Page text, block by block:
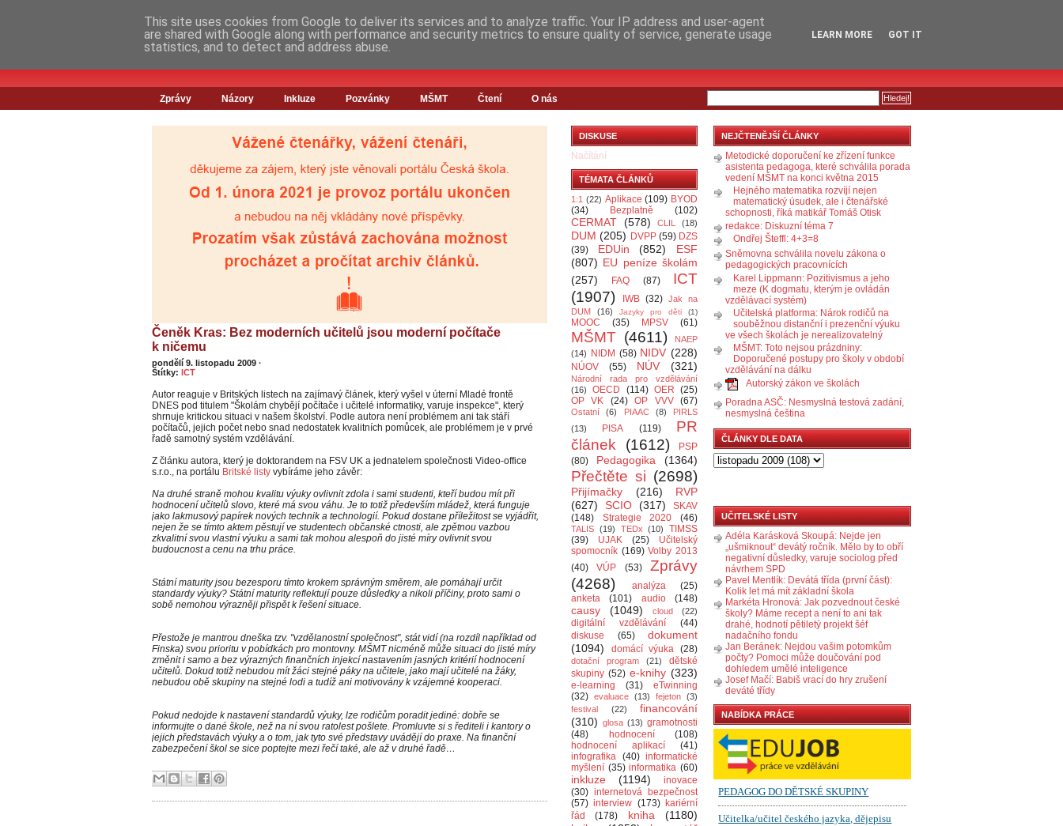
Zprávy Názory Inkluze Pozvánky MŠMT Čtení O nás
Čeněk Kras: Bez moderních učitelů jsou moderní počítače
k ničemu
pondělí 9. listopadu 2009 ·
Štítky: ICT
Autor reaguje v Britských listech na zajímavý článek, který vyšel v úterní Mladé frontě
DNES pod titulem "Školám chybějí počítače i učitelé informatiky, varuje inspekce", který
shrnuje kritickou situaci v našem školství. Podle autora není problémem ani tak stáří
počítačů, jejich počet nebo snad nedostatek kvalitních pomůcek, ale problémem je v prvé
řadě samotný systém vzdělávání.
Z článku autora, který je doktorandem na FSV UK a jednatelem společnosti Video-office
s.r.o., na portálu Britské listy vybíráme jeho závěr:
Na druhé straně mohou kvalitu výuky ovlivnit zdola i sami studenti, kteří budou mít při
hodnocení učitelů slovo, které má svou váhu. Je to totiž především mládež, která funguje
jako lakmusový papírek nových technik a technologií. Pokud dostane příležitost se vyjádřit,
nejen že se tímto aktem pěstují ve studentech občanské ctnosti, ale zpětnou vazbou
zkvalitní svou vlastní výuku a sami tak mohou alespoň do jisté míry ovlivnit svou
budoucnost a cenu na trhu práce.
Státní maturity jsou bezesporu tímto krokem správným směrem, ale pomáhají určit
standardy výuky? Státní maturity reflektují pouze důsledky a nikoli příčiny, proto sami o
sobě nemohou výrazněji přispět k řešení situace.
Přestože je mantrou dneška tzv. "vzdělanostní společnost", stát vidí (na rozdíl například od
Finska) svou prioritu v pobídkách pro montovny. MŠMT nicméně může situaci do jisté míry
změnit i samo a bez výrazných finančních injekcí nastavením jasných kritérií hodnocení
učitelů. Dokud totiž nebudou mít žáci stejné páky na učitele, jako mají učitelé na žáky,
nebudou obě skupiny na stejné lodi a tudíž ani motivovány k vzájemné kooperaci.
Pokud nedojde k nastavení standardů výuky, lze rodičům poradit jediné: dobře se
informujte o dané škole, než na ní svou ratolest pošlete. Promluvte si s řediteli i kantory o
jejich představách výuky a o tom, jak tyto své představy uvádějí do praxe. Na finanční
zabezpečení škol se sice poptejte mezi řečí také, ale až v druhé řadě…
DISKUSE
Načítání
TÉMATA ČLÁNKŮ
1:1 (22) Aplikace (109) BYOD
(34)
Bezplatně (102)
CERMAT (578) CLIL (18)
DUM (205) DVPP (59) DZS
(39)
EDUin (852)
ESF
(807) EU peníze školám
(257)
FAQ (87)
ICT
(1907)
IWB (32) Jak na
DUM
(16) Jazyky pro děti (1)
MOOC (35) MPSV (61)
MŠMT (4611)
NAEP
(14)
NIDM (58) NIDV (228)
NÚOV (55) NÚV (321)
Národní rada pro vzdělávání
(16)
OECD (114) OER (25)
OP VK
(24) OP VVV (67)
Ostatní (6) PIAAC (8)
PIRLS
(13)
PISA (119)
PR
článek
(1612)
PSP
(80)
Pedagogika (1364)
Přečtěte si (2698)
Přijímačky (216)
RVP
(627)
SCIO (317)
SKAV
(148)
Strategie 2020 (46)
TALIS (19) TEDx (10)
TIMSS
(39)
UJAK (25)
Učitelský
spomocník (169) Volby 2013
(40)
VÚP (53)
Zprávy
(4268)
analýza
(25)
anketa
(101) audio (148)
causy (1049) cloud (22)
digitální vzdělávání
(44)
diskuse
(65)
dokument
(1094)
domácí výuka (28)
dotační program (21)
dětské
skupiny (52) e-knihy (323)
e-learning (31)
eTwinning
(32) evaluace (13) fejeton (3)
festival
(22)
financování
(310) glosa (13) gramotnosti
(48)
hodnocení
(108)
hodnocení aplikací
(41)
infografika (40) informatické
myšlení (35) informatika (60)
inkluze (1194)
inovace
(30) internetová bezpečnost
(57) interview (173) kariérní
řád
(178) kniha
(1180)
NEJČTENĚJŠÍ ČLÁNKY
Metodické doporučení ke zřízení funkce
asistenta pedagoga, které schválila porada
vedení MŠMT na konci května 2015
Hejného matematika rozvíjí nejen
matematický úsudek, ale i čtenářské
schopnosti, říká matikář Tomáš Otisk
redakce: Diskuzní téma 7
Ondřej Šteffl: 4+3=8
Sněmovna schválila novelu zákona o
pedagogických pracovnících
Karel Lippmann: Pozitivismus a jeho
meze (K dogmatu, kterým je ovládán
vzdělávací systém)
Učitelská platforma: Nárok rodičů na
souběžnou distanční i prezenční výuku
ve všech školách je nerealizovatelný
MŠMT: Toto nejsou prázdniny:
Doporučené postupy pro školy v období
vzdělávání na dálku
Autorský zákon ve školách
Poradna ASČ: Nesmyslná testová zadání,
nesmyslná čeština
ČLÁNKY DLE DATA
UČITELSKÉ LISTY
Adéla Karásková Skoupá: Nejde jen
„ušmiknout“ devátý ročník. Mělo by to obří
negativní důsledky, varuje sociolog před
návrhem SPD
Pavel Mentlík: Devátá třída (první část):
Kolik let má mít základní škola
Markéta Hronová: Jak pozvednout české
školy? Máme recept a není to ani tak
drahé, hodnotí pětiletý projekt šéf
nadačního fondu
Jan Beránek: Nejdou vašim potomkům
počty? Pomoci může doučování pod
dohledem umělé inteligence
Josef Mačí: Babiš vrací do hry zrušení
deváté třídy
NABÍDKA PRÁCE
This site uses cookies from Google to deliver its services and to analyze traffic. Your IP address and user-agent
are shared with Google along with performance and security metrics to ensure quality of service, generate usage
statistics, and to detect and address abuse.
LEARN MORE GOT IT